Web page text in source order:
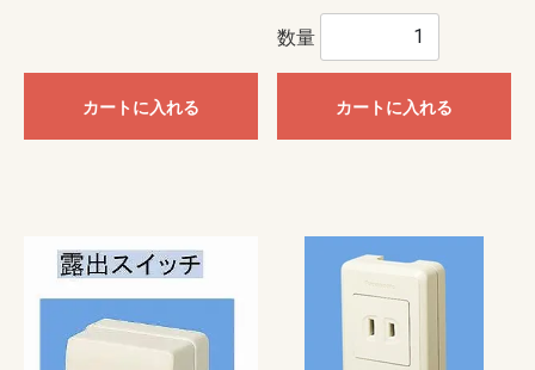
カートに入れる
数量
カートに入れる